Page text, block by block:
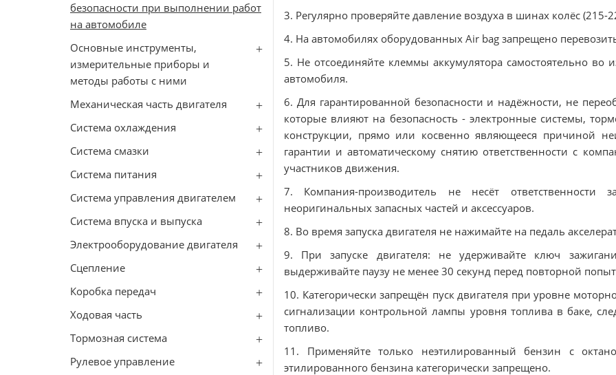
безопасности при выполнении работ
на автомобиле
Основные инструменты,
измерительные приборы и
методы работы с ними
Механическая часть двигателя
Система охлаждения
Система смазки
Система питания
Система управления двигателем
Система впуска и выпуска
Электрооборудование двигателя
Сцепление
Коробка передач
Ходовая часть
Тормозная система
Рулевое управление
3. Регулярно проверяйте давление воздуха в шинах колёс
4. На автомобилях оборудованных Air bag запрещено
5. Не отсоединяйте клеммы аккумулятора самостоятельно во
автомобиля.
6. Для гарантированной безопасности и надёжности, не
которые влияют на безопасность - электронные системы,
конструкции, прямо или косвенно являющееся причиной
гарантии и автоматическому снятию ответственности с
участников движения.
7. Компания-производитель не несёт ответственности
неоригинальных запасных частей и аксессуаров.
8. Во время запуска двигателя не нажимайте на педаль
9. При запуске двигателя: не удерживайте ключ
выдерживайте паузу не менее 30 секунд перед повторной
10. Категорически запрещён пуск двигателя при уровне
сигнализации контрольной лампы уровня топлива в баке,
топливо.
11. Применяйте только неэтилированный бензин с
этилированного бензина категорически запрещено.